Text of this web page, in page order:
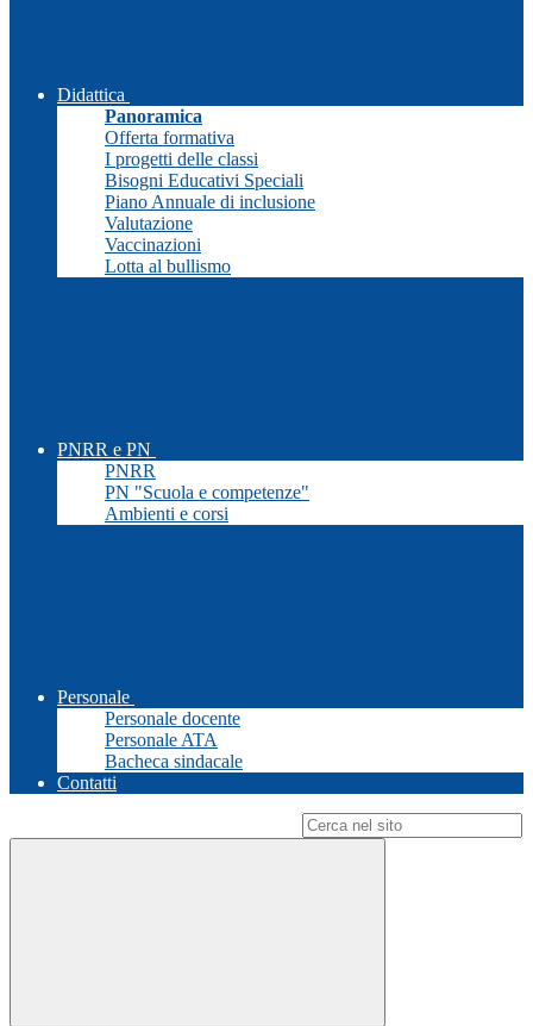
Didattica
Panoramica
Offerta formativa
I progetti delle classi
Bisogni Educativi Speciali
Piano Annuale di inclusione
Valutazione
Vaccinazioni
Lotta al bullismo
PNRR e PN
PNRR
PN "Scuola e competenze"
Ambienti e corsi
Personale
Personale docente
Personale ATA
Bacheca sindacale
Contatti